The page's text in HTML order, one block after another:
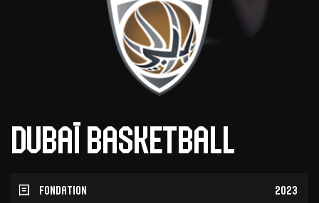
Dubaï Basketball
Fondation 2023